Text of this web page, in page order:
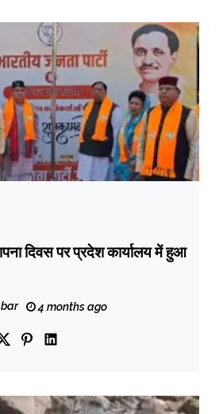
दिवस पर प्रदेश कार्यालय में हुआ
4 months ago